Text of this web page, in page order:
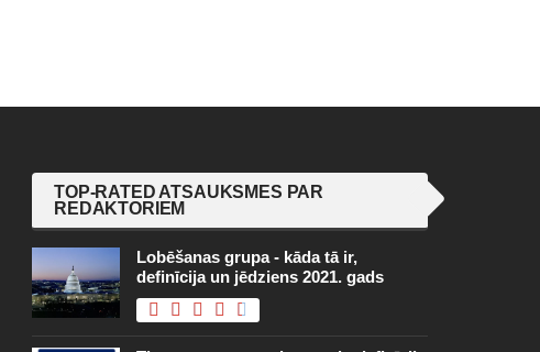
TOP-RATED ATSAUKSMES PAR
REDAKTORIEM
Lobēšanas grupa - kāda tā ir,
definīcija un jēdziens 2021. gads